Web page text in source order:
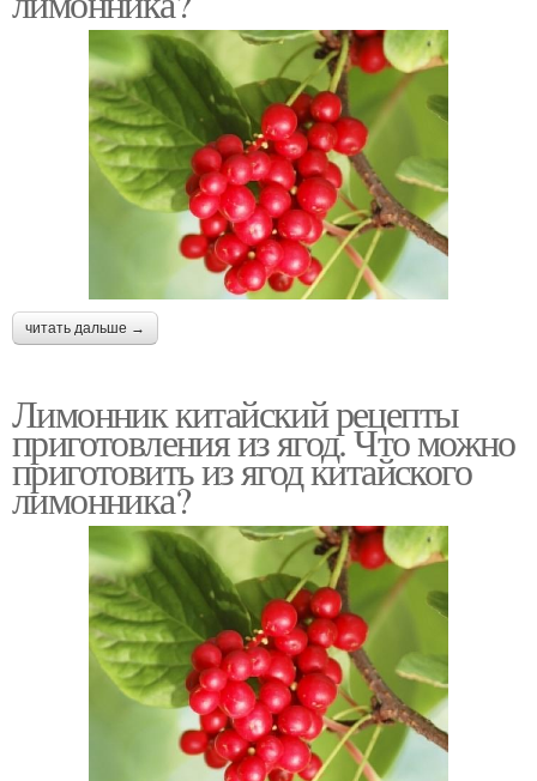
читать дальше →
Лимонник китайский рецепты
приготовления из ягод. Что можно
приготовить из ягод китайского
лимонника?